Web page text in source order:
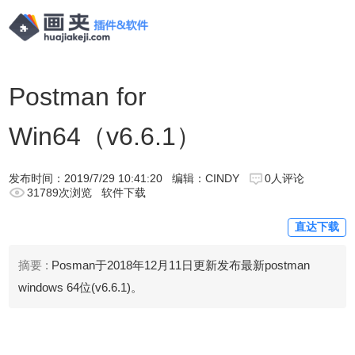
Postman for
Win64（v6.6.1）
发布时间： 2019/7/29 10:41:20 编辑：CINDY
0人评论
31789次浏览
软件下载
直达下载
摘要 : Posman于2018年12月11日更新发布最新postman
windows 64位(v6.6.1)。